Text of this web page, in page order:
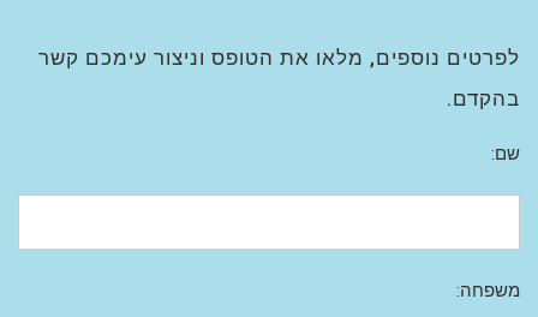
לפרטים נוספים, מלאו את הטופס וניצור עימכם קשר
בהקדם.
שם:
משפחה: